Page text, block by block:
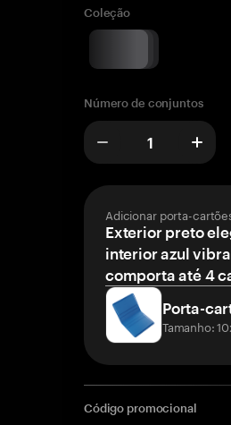
Coleção
Número de conjuntos
Adicionar porta-
Exterior preto
interior azul
comporta até 4
Porta-
Tamanho:
Código promocional